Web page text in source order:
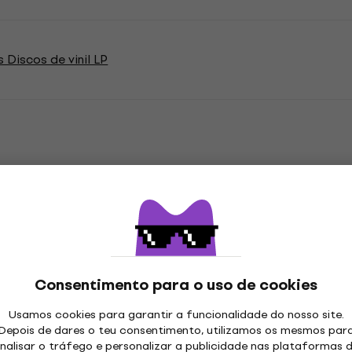
Consentimento para o uso de cookies
Usamos cookies para garantir a funcionalidade do nosso site.
de dares o teu consentimento, utilizamos os mesmos
o tráfego e personalizar a publicidade nas plataformas
Discos de vinil LP
Género